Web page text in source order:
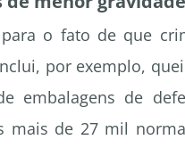
o fato de que
por exemplo,
embalagens de
mais de 27 mil